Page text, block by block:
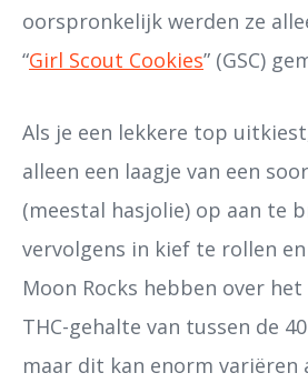
oorspronkelijk werden ze
“Girl Scout Cookies” (GSC)
Als je een lekkere top
alleen een laagje van een
(meestal hasjolie) op aan te
vervolgens in kief te rollen
Moon Rocks hebben over
THC-gehalte van tussen de
maar dit kan enorm variëren